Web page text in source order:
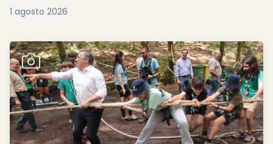
1 agosto 2026